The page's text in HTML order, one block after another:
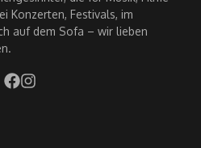
Konzerten, Festivals, im
auf dem Sofa – wir lieben